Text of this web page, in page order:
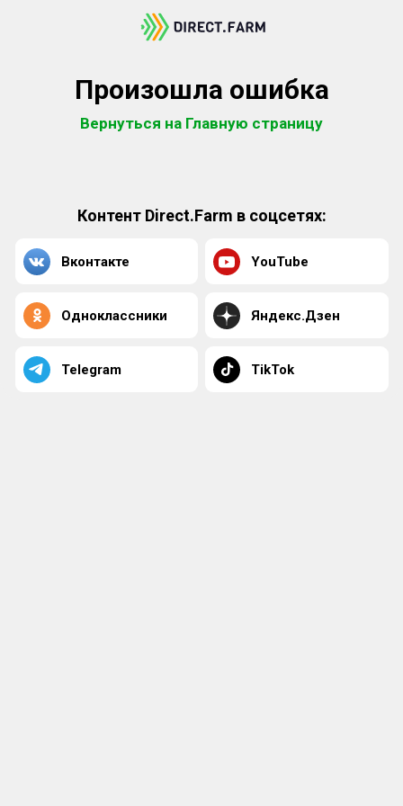
Произошла ошибка
Вернуться на Главную страницу
Контент Direct.Farm в соцсетях:
Вконтакте YouTube
Одноклассники Яндекс.Дзен
Telegram TikTok